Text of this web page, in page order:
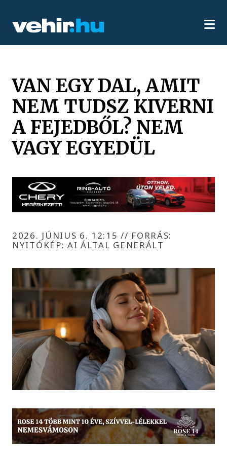
VAN EGY DAL, AMIT
NEM TUDSZ KIVERNI
A FEJEDBŐL? NEM
VAGY EGYEDÜL
2026. JÚNIUS 6. 12:15// FORRÁS:
NYITÓKÉP: AI ÁLTAL GENERÁLT